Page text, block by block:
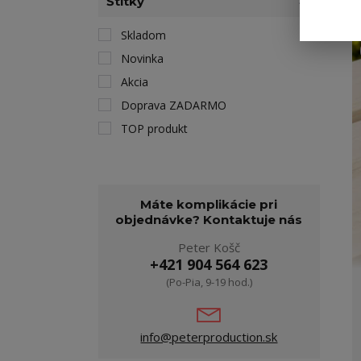
Skladom
Novinka
Akcia
Doprava ZADARMO
TOP produkt
Máte komplikácie pri
objednávke? Kontaktuje nás
Peter Košč
+421 904 564 623
(Po-Pia, 9-19 hod.)
info@peterproduction.sk